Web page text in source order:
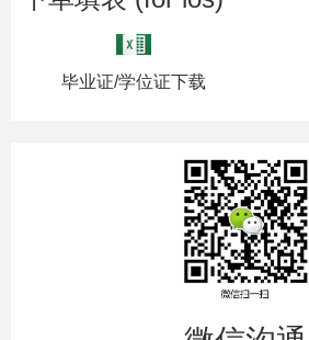
毕业证/学位证下载